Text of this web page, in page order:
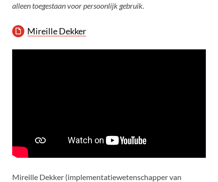
alleen toegestaan voor persoonlijk gebruik.
Mireille Dekker
Mireille Dekker (implementatiewetenschapper van